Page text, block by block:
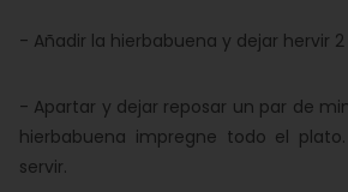
- Añadir la hierbabuena y dejar hervir
- Apartar y dejar reposar un par de
hierbabuena impregne todo el
servir.